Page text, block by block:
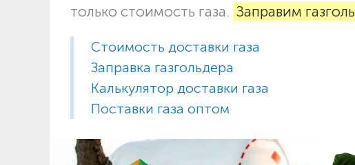
только стоимость газа. Заправим
Стоимость доставки газа
Заправка газгольдера
Калькулятор доставки газа
Поставки газа оптом